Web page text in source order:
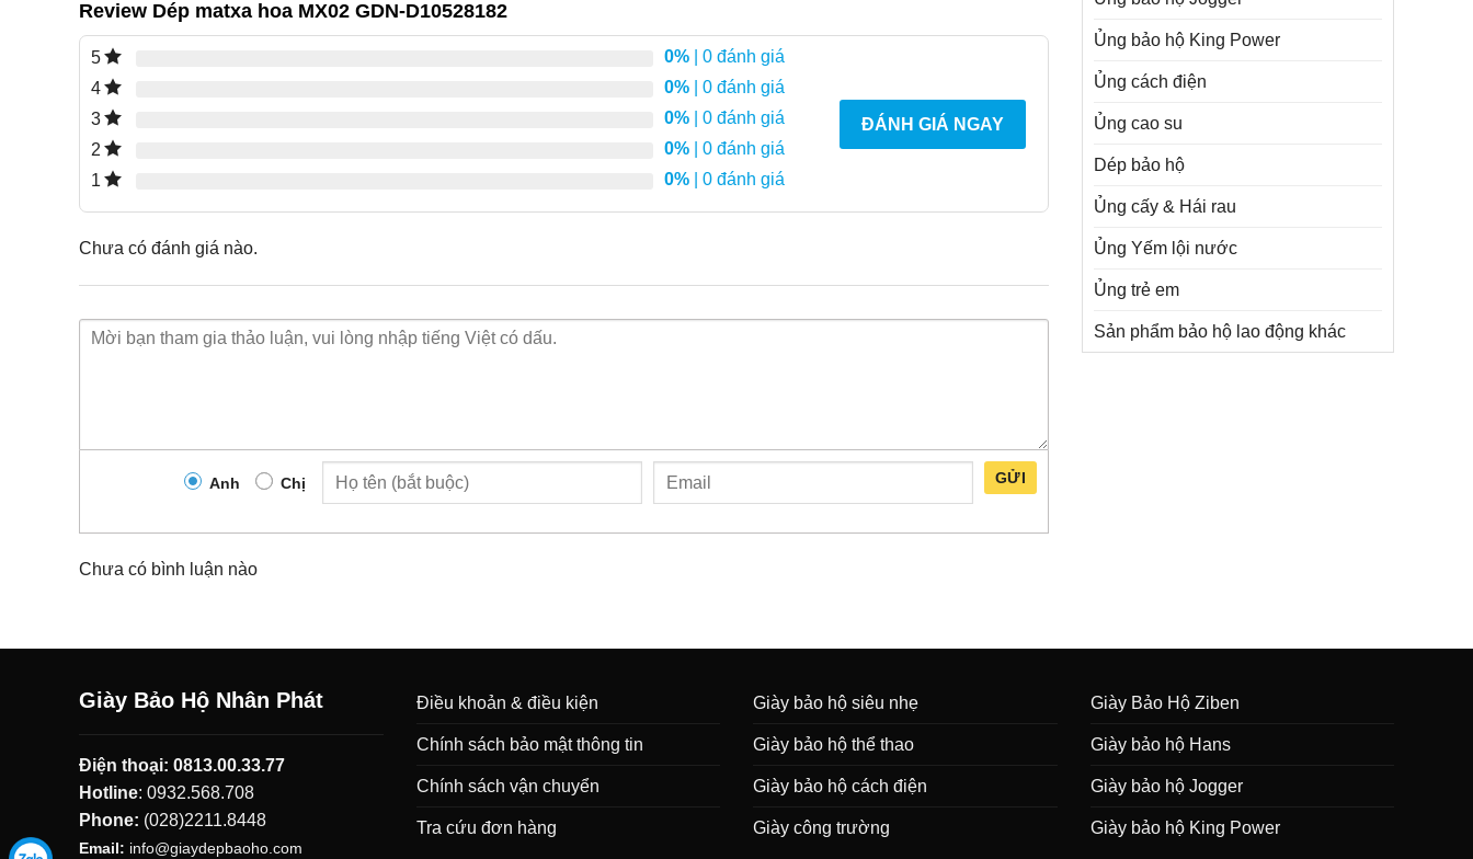
Ủng bảo hộ King Power
Ủng cách điện
Ủng cao su
Dép bảo hộ
Ủng cấy & Hái rau
Ủng Yếm lội nước
Ủng trẻ em
Sản phẩm bảo hộ lao động khác
Review Dép matxa hoa MX02 GDN-D10528182
5 0% | 0 đánh giá
4
0% | 0 đánh giá
3
0% | 0 đánh giá
2
0% | 0 đánh giá
1
0% | 0 đánh giá
ĐÁNH GIÁ NGAY
Chưa có đánh giá nào.
Anh Chị GỬI
Chưa có bình luận nào
Giày Bảo Hộ Nhân Phát
Điện thoại: 0813.00.33.77
Hotline: 0932.568.708
Phone: (028)2211.8448
Email: info@giaydepbaoho.com
Điều khoản & điều kiện
Chính sách bảo mật thông tin
Chính sách vận chuyển
Tra cứu đơn hàng
Giày bảo hộ siêu nhẹ
Giày bảo hộ thể thao
Giày bảo hộ cách điện
Giày công trường
Giày Bảo Hộ Ziben
Giày bảo hộ Hans
Giày bảo hộ Jogger
Giày bảo hộ King Power